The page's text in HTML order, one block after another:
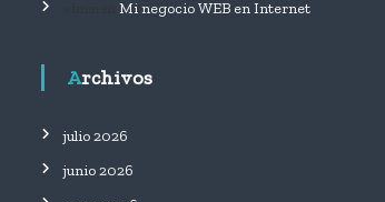
enMi negocio WEB en Internet
Archivos
julio 2026
junio 2026